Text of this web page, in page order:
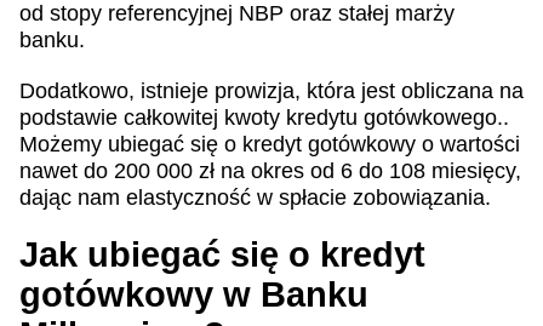
od stopy referencyjnej NBP oraz stałej marży
banku.
Dodatkowo, istnieje prowizja, która jest obliczana na
podstawie całkowitej kwoty kredytu gotówkowego..
Możemy ubiegać się o kredyt gotówkowy o wartości
nawet do 200 000 zł na okres od 6 do 108 miesięcy,
dając nam elastyczność w spłacie zobowiązania.
Jak ubiegać się o kredyt
gotówkowy w Banku